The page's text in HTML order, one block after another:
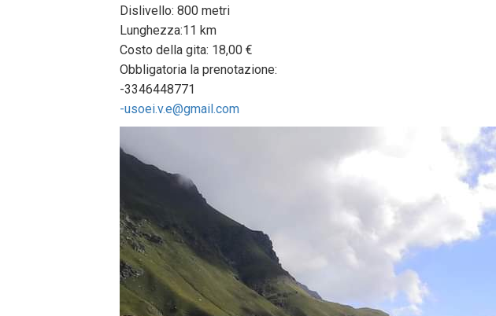
Dislivello: 800 metri
Lunghezza:11 km
Costo della gita: 18,00 €
Obbligatoria la prenotazione:
-3346448771
-usoei.v.e@gmail.com